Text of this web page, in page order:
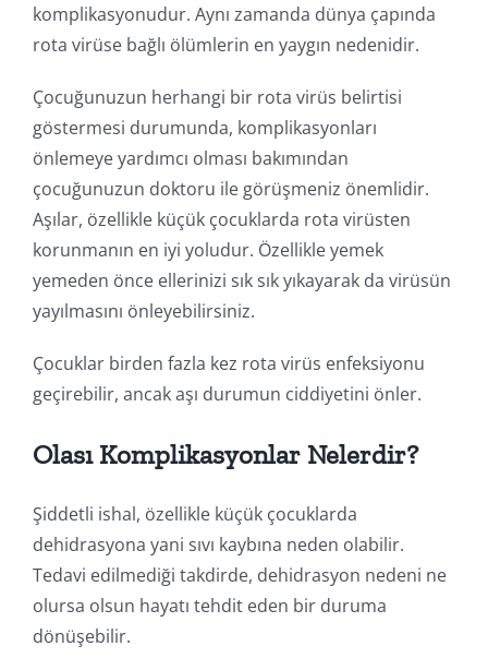
komplikasyonudur. Aynı zamanda dünya çapında
rota virüse bağlı ölümlerin en yaygın nedenidir.
Çocuğunuzun herhangi bir rota virüs belirtisi
göstermesi durumunda, komplikasyonları
önlemeye yardımcı olması bakımından
çocuğunuzun doktoru ile görüşmeniz önemlidir.
Aşılar, özellikle küçük çocuklarda rota virüsten
korunmanın en iyi yoludur. Özellikle yemek
yemeden önce ellerinizi sık sık yıkayarak da virüsün
yayılmasını önleyebilirsiniz.
Çocuklar birden fazla kez rota virüs enfeksiyonu
geçirebilir, ancak aşı durumun ciddiyetini önler.
Olası Komplikasyonlar Nelerdir?
Şiddetli ishal, özellikle küçük çocuklarda
dehidrasyona yani sıvı kaybına neden olabilir.
Tedavi edilmediği takdirde, dehidrasyon nedeni ne
olursa olsun hayatı tehdit eden bir duruma
dönüşebilir.